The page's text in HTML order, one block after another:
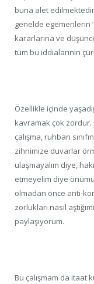
buna alet
genelde egemenlerin
kararlarına ve
tüm bu iddialarının
Özellikle içinde
kavramak çok zordur.
çalışma, ruhban
zihnimize duvarlar
ulaşmayalım diye,
etmeyelim diye
olmadan önce anti-
zorlukları nasıl
paylaşıyorum.
Bu çalışmam da itaat